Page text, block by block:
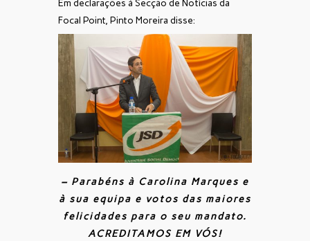
Em declarações à Secção de Notícias da
Focal Point, Pinto Moreira disse:
– Parabéns à Carolina Marques e
à sua equipa e votos das maiores
felicidades para o seu mandato.
ACREDITAMOS EM VÓS!